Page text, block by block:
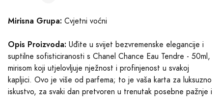
Mirisna Grupa: Cvjetni voćni
Opis Proizvoda: Uđite u svijet bezvremenske elegancije i
suptilne sofisticiranosti s Chanel Chance Eau Tendre - 50ml,
mirisom koji utjelovljuje nježnost i profinjenost u svakoj
kapljici. Ovo je više od parfema; to je vaša karta za luksuzno
iskustvo, za svaki dan pretvoren u trenutak posebne pažnje i